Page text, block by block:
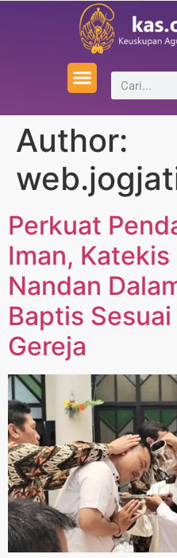
Author:
Perkuat
Iman, Katekis
Nandan
Baptis
Gereja